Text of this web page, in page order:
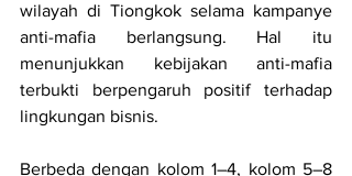
wilayah di Tiongkok selama kampanye
anti-mafia berlangsung. Hal itu
menunjukkan kebijakan anti-mafia
terbukti berpengaruh positif terhadap
lingkungan bisnis.
Berbeda dengan kolom 1–4, kolom 5–8